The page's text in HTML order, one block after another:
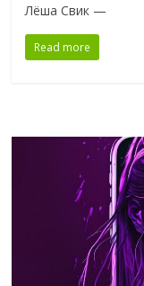
Лёша Свик —
Read more